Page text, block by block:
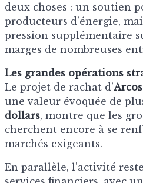
deux choses : un soutien
producteurs d’énergie,
pression supplémentaire
marges de nombreuses
Les grandes opérations
Le projet de rachat d’
une valeur évoquée de
dollars, montre que les
cherchent encore à se
marchés exigeants.
En parallèle, l’activité